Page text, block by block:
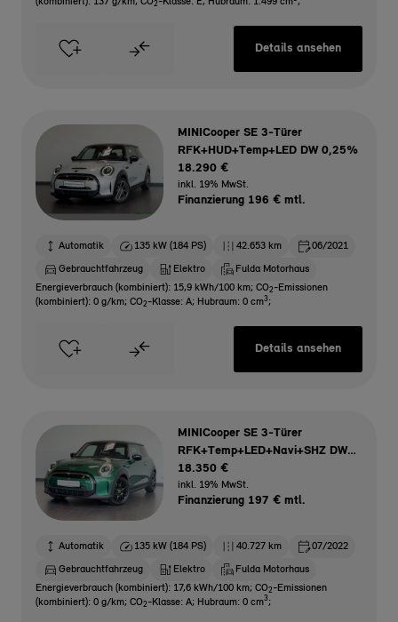
2
Details ansehen
MINICooper SE 3-Türer
RFK+HUD+Temp+LED DW 0,25%
18.290 €
inkl. 19% MwSt.
Finanzierung 196 € mtl.
Automatik 135 kW (184 PS) 42.653 km 06/2021
Gebrauchtfahrzeug Elektro
Fulda Motorhaus
Energieverbrauch (kombiniert): 15,9 kWh/100 km; CO2 -Emissionen
(kombiniert): 0 g/km; CO2 -Klasse: A; Hubraum: 0 cm3;
Details ansehen
MINICooper SE 3-Türer
RFK+Temp+LED+Navi+SHZ DW
0,25%
18.350 €
inkl. 19% MwSt.
Finanzierung 197 € mtl.
Automatik 135 kW (184 PS) 40.727 km 07/2022
Gebrauchtfahrzeug Elektro
Fulda Motorhaus
Energieverbrauch (kombiniert): 17,6 kWh/100 km; CO2 -Emissionen
(kombiniert): 0 g/km; CO2 -Klasse: A; Hubraum: 0 cm3;